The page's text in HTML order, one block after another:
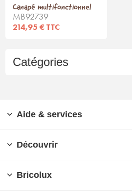
Catégories
Canapé multifonctionnel
MB92739
214,95 € TTC
Aide & services
Découvrir
Bricolux